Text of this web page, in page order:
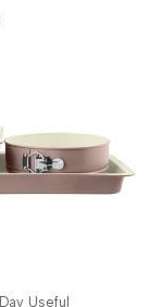
Day Useful